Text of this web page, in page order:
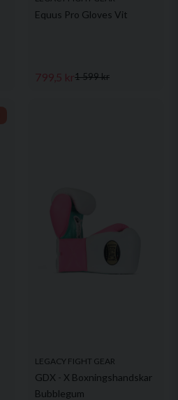
Equus Pro Gloves Vit
1 599 kr
799,5 kr
LEGACY FIGHT GEAR
GDX - X Boxningshandskar
Bubblegum